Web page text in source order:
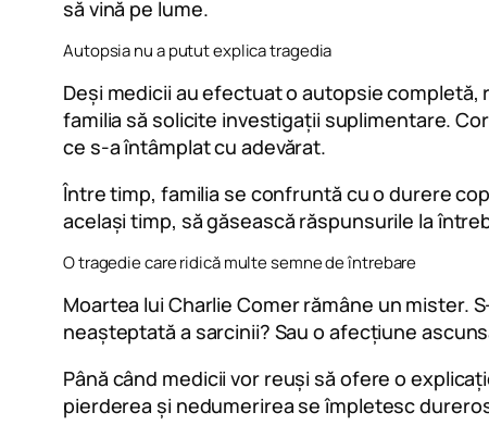
să vină pe lume.
Autopsia nu a putut explica tragedia
Deși medicii au efectuat o autopsie
familia să solicite investigații suplimentare.
ce s-a întâmplat cu adevărat.
Între timp, familia se confruntă cu o durere
același timp, să găsească răspunsurile la
O tragedie care ridică multe semne de întrebare
Moartea lui Charlie Comer rămâne un mister.
neașteptată a sarcinii? Sau o afecțiune
Până când medicii vor reuși să ofere o
pierderea și nedumerirea se împletesc